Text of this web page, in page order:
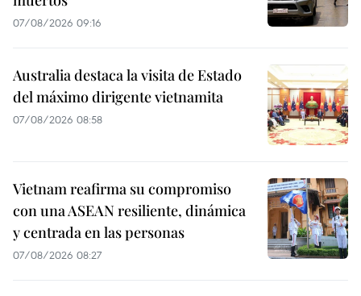
07/08/2026 09:16
Australia destaca la visita de Estado
del máximo dirigente vietnamita
07/08/2026 08:58
Vietnam reafirma su compromiso
con una ASEAN resiliente, dinámica
y centrada en las personas
07/08/2026 08:27